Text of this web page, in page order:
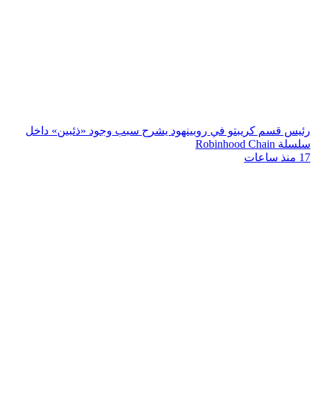
رئيس قسم كريبتو في روبينهود يشرح سبب وجود «ذئبين» داخل
سلسلة Robinhood Chain
17 منذ ساعات